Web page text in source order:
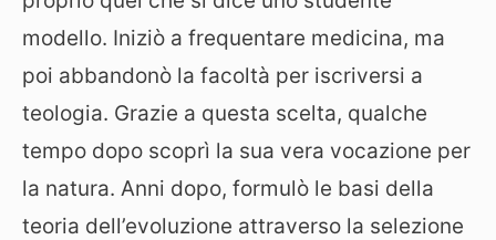
modello. Iniziò a frequentare medicina, ma
poi abbandonò la facoltà per iscriversi a
teologia. Grazie a questa scelta, qualche
tempo dopo scoprì la sua vera vocazione per
la natura. Anni dopo, formulò le basi della
teoria dell’evoluzione attraverso la selezione